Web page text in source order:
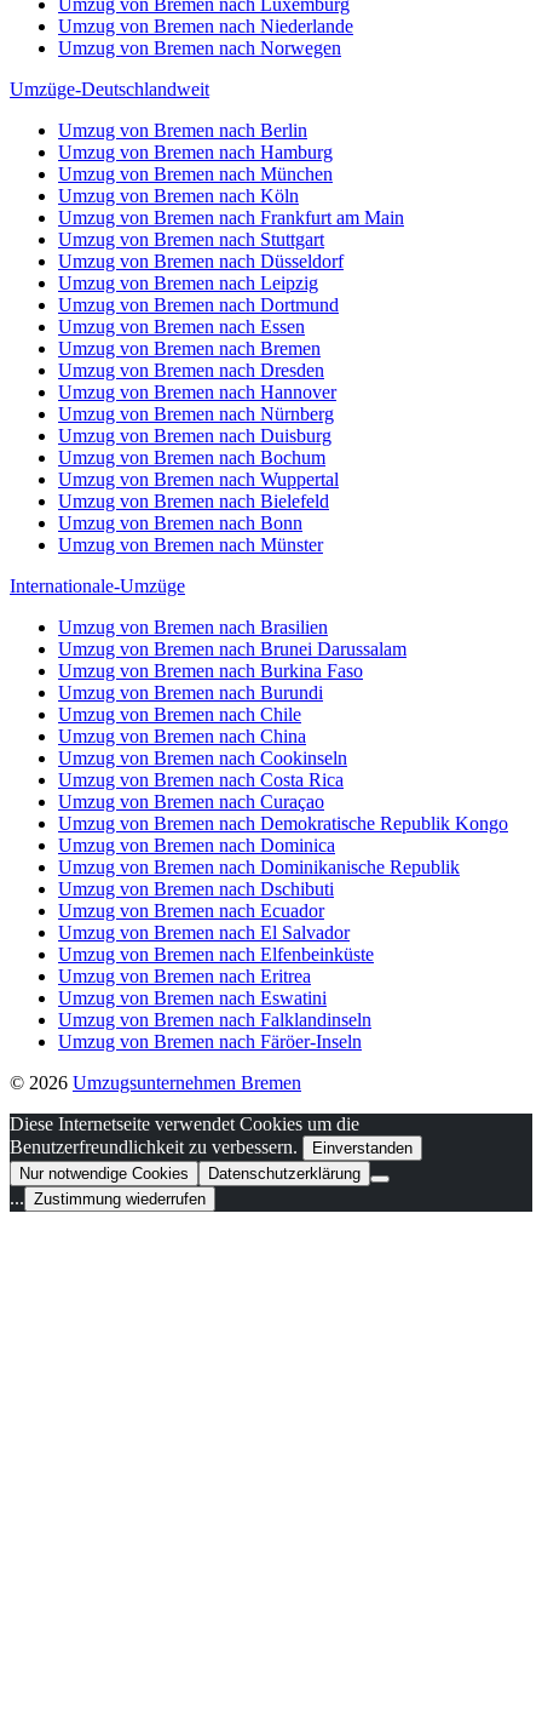
Umzug von Bremen nach Luxemburg
Umzug von Bremen nach Niederlande
Umzug von Bremen nach Norwegen
Umzüge-Deutschlandweit
Umzug von Bremen nach Berlin
Umzug von Bremen nach Hamburg
Umzug von Bremen nach München
Umzug von Bremen nach Köln
Umzug von Bremen nach Frankfurt am Main
Umzug von Bremen nach Stuttgart
Umzug von Bremen nach Düsseldorf
Umzug von Bremen nach Leipzig
Umzug von Bremen nach Dortmund
Umzug von Bremen nach Essen
Umzug von Bremen nach Bremen
Umzug von Bremen nach Dresden
Umzug von Bremen nach Hannover
Umzug von Bremen nach Nürnberg
Umzug von Bremen nach Duisburg
Umzug von Bremen nach Bochum
Umzug von Bremen nach Wuppertal
Umzug von Bremen nach Bielefeld
Umzug von Bremen nach Bonn
Umzug von Bremen nach Münster
Internationale-Umzüge
Umzug von Bremen nach Brasilien
Umzug von Bremen nach Brunei Darussalam
Umzug von Bremen nach Burkina Faso
Umzug von Bremen nach Burundi
Umzug von Bremen nach Chile
Umzug von Bremen nach China
Umzug von Bremen nach Cookinseln
Umzug von Bremen nach Costa Rica
Umzug von Bremen nach Curaçao
Umzug von Bremen nach Demokratische Republik Kongo
Umzug von Bremen nach Dominica
Umzug von Bremen nach Dominikanische Republik
Umzug von Bremen nach Dschibuti
Umzug von Bremen nach Ecuador
Umzug von Bremen nach El Salvador
Umzug von Bremen nach Elfenbeinküste
Umzug von Bremen nach Eritrea
Umzug von Bremen nach Eswatini
Umzug von Bremen nach Falklandinseln
Umzug von Bremen nach Färöer-Inseln
© 2026 Umzugsunternehmen Bremen
Diese Internetseite verwendet Cookies um die
Benutzerfreundlichkeit zu verbessern.
Einverstanden
Nur notwendige Cookies
Datenschutzerklärung
... Zustimmung wiederrufen